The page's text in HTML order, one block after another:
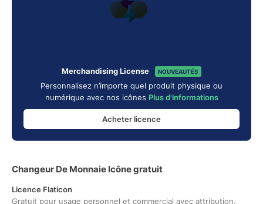
Merchandising License NOUVEAUTÉS
Personnalisez n’importe quel produit physique ou
numérique avec nos icônes Plus d'informations
Acheter licence
Changeur De Monnaie Icône gratuit
Licence Flaticon
Gratuit pour usage personnel et commercial avec attribution.